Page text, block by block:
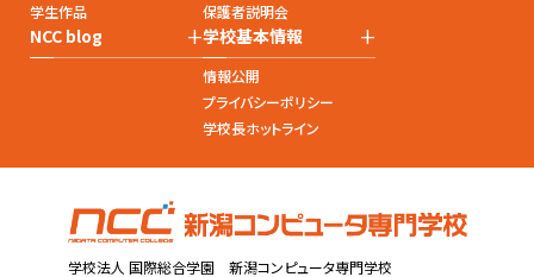
学生作品
保護者説明会
NCC blog +学校基本情報 +
情報公開
プライバシーポリシー
学校長ホットライン
学校法人 国際総合学園 新潟コンピュータ専門学校